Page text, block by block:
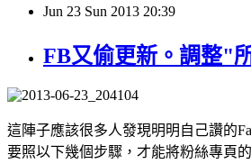
Jun 23 Sun 2013 20:39
FB又偷更新。調整"
這陣子應該很多人發現明明自己讚的
要照以下幾個步驟，才能將粉絲專頁